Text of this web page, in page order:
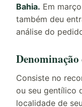
Bahia. Em
também deu
análise do
Consiste no
ou seu gentílico
localidade de